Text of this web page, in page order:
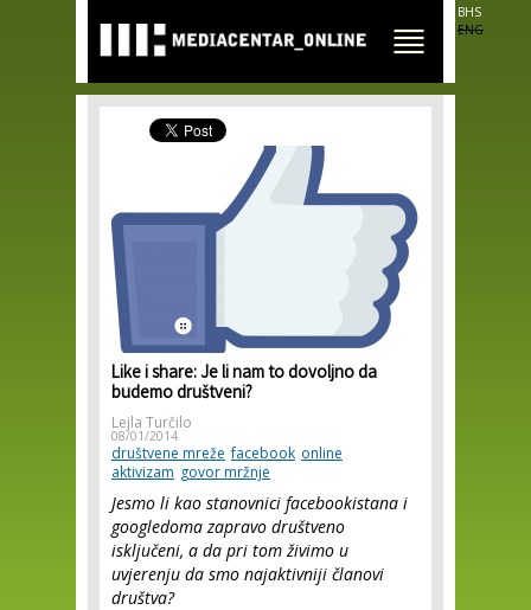
main
content
BHS
ENG
Like i share: Je li nam to dovoljno da
budemo društveni?
Lejla Turčilo
08/01/2014
društvene mreže facebook online
aktivizam govor mržnje
Jesmo li kao stanovnici facebookistana i
googledoma zapravo društveno
isključeni, a da pri tom živimo u
uvjerenju da smo najaktivniji članovi
društva?